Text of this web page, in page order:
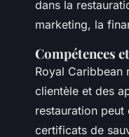
dans la
marketing, la
Compétences
Royal Caribbean
clientèle et des
restauration
certificats de